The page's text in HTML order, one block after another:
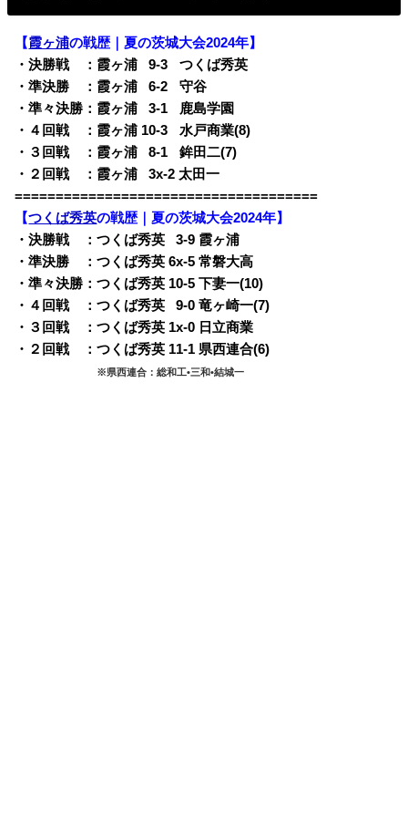
【霞ヶ浦の戦歴｜夏の茨城大会2024年】
・決勝戦 ：霞ヶ浦
09-3 qつくば秀英
・準決勝 ：霞ヶ浦
06-2 q守谷
・準々決勝：霞ヶ浦
03-1
鹿島学園
・４回戦 ：霞ヶ浦 10-3
q水戸商業(8)
・３回戦 ：霞ヶ浦
08-1 q鉾田二(7)
・２回戦 ：霞ヶ浦
03x-2 太田一
=====================================
【つくば秀英の戦歴｜夏の茨城大会2024年】
・決勝戦 ：つくば秀英
03-9 霞ヶ浦
・準決勝 ：つくば秀英 6x-5 常磐大高
・準々決勝：つくば秀英 10-5 下妻一(10)
・４回戦 ：つくば秀英
09-0 竜ヶ崎一(7)
・３回戦 ：つくば秀英 1x-0 日立商業
・２回戦 ：つくば秀英 11-1 県西連合(6)
※県西連合：総和工•三和•結城一